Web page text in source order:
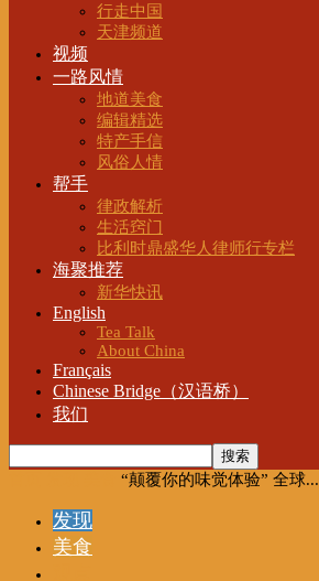
行走中国
天津频道
视频
一路风情
地道美食
编辑精选
特产手信
风俗人情
帮手
律政解析
生活窍门
比利时鼎盛华人律师行专栏
海聚推荐
新华快讯
English
Tea Talk
About China
Français
Chinese Bridge（汉语桥）
我们
“颠覆你的味觉体验” 全球...
发现
美食